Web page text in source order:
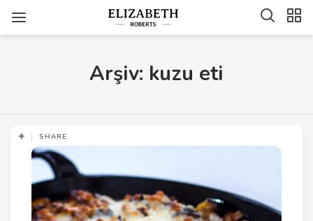
Arşiv: kuzu eti
SHARE